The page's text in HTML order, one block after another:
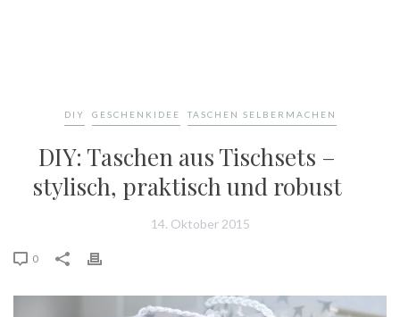
DIY GESCHENKIDEE TASCHEN SELBERMACHEN
DIY: Taschen aus Tischsets –
stylisch, praktisch und robust
14. Oktober 2015
0